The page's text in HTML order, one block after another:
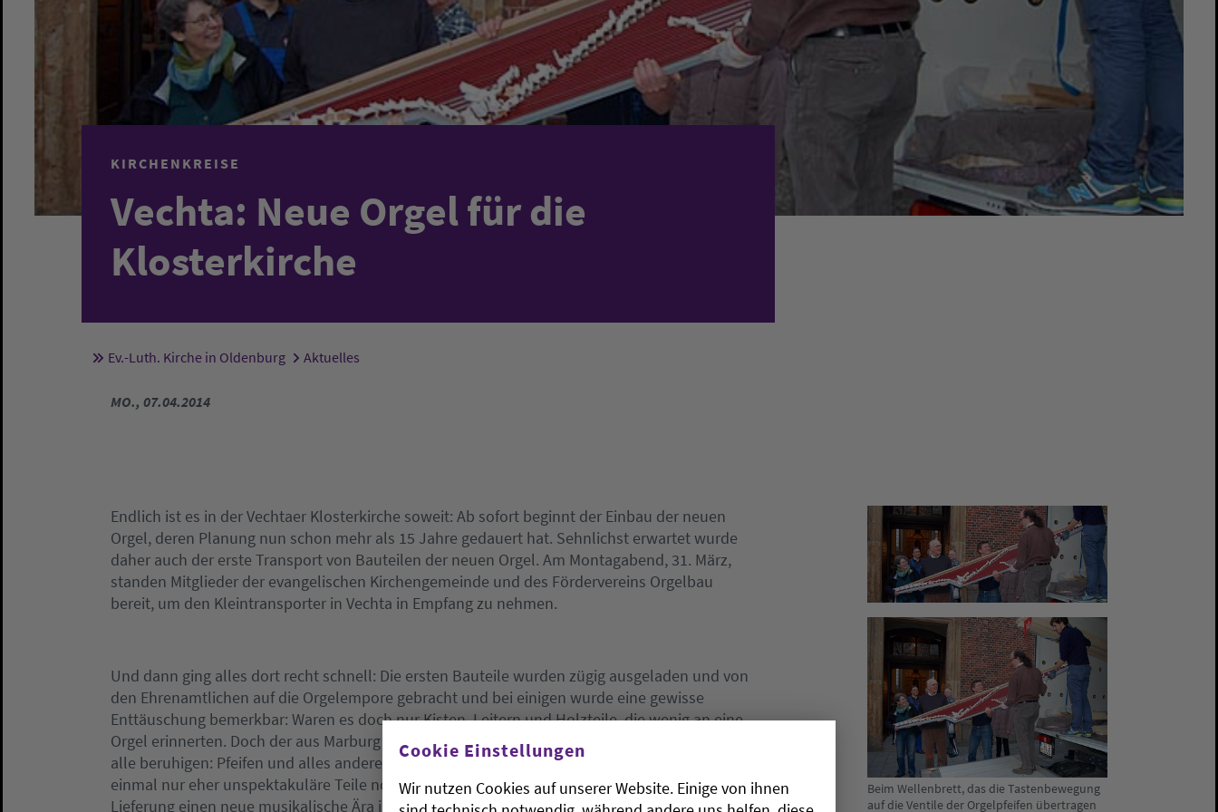
KIRCHENKREISE
Vechta: Neue Orgel für die
Klosterkirche
Sie sind hier:
Ev.-Luth. Kirche in Oldenburg Aktuelles
MO., 07.04.2014
Endlich ist es in der Vechtaer Klosterkirche soweit: Ab sofort beginnt der Einbau der neuen
Orgel, deren Planung nun schon mehr als 15 Jahre gedauert hat. Sehnlichst erwartet wurde
daher auch der erste Transport von Bauteilen der neuen Orgel. Am Montagabend, 31. März,
standen Mitglieder der evangelischen Kirchengemeinde und des Fördervereins Orgelbau
bereit, um den Kleintransporter in Vechta in Empfang zu nehmen.
Und dann ging alles dort recht schnell: Die ersten Bauteile wurden zügig ausgeladen und von
den Ehrenamtlichen auf die Orgelempore gebracht und bei einigen wurde eine gewisse
Enttäuschung bemerkbar: Waren es doch nur Kisten, Leitern und Holzteile, die wenig an eine
Orgel erinnerten. Doch der aus Marburg mit angereiste Orgelbaumeister Simon Buser konnte
alle beruhigen: Pfeifen und alles andere folgt. Für den ersten Teil des Aufbaus sind nun
einmal nur eher unspektakuläre Teile notwendig. Und so freuten sich alle, dass die erste
Lieferung einen neue musikalische Ära in der Vechtaer Klosterkirche einleitet.
Beim Wellenbrett, das die Tastenbewegung
auf die Ventile der Orgelpfeifen übertragen
Cookie Einstellungen
Wir nutzen Cookies auf unserer Website. Einige von ihnen